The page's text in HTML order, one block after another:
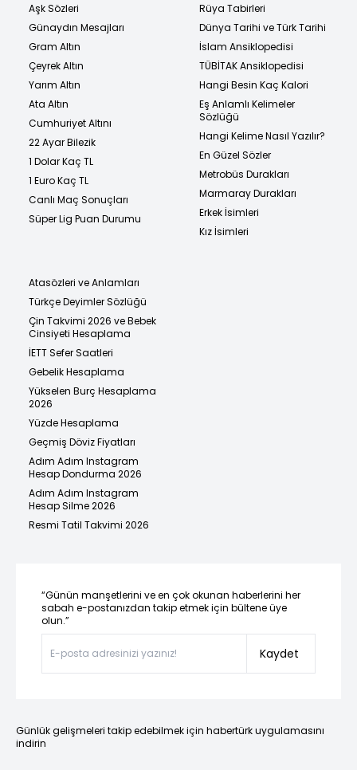
Aşk Sözleri
Günaydın Mesajları
Gram Altın
Çeyrek Altın
Yarım Altın
Ata Altın
Cumhuriyet Altını
22 Ayar Bilezik
1 Dolar Kaç TL
1 Euro Kaç TL
Canlı Maç Sonuçları
Süper Lig Puan Durumu
Rüya Tabirleri
Dünya Tarihi ve Türk Tarihi
İslam Ansiklopedisi
TÜBİTAK Ansiklopedisi
Hangi Besin Kaç Kalori
Eş Anlamlı Kelimeler
Sözlüğü
Hangi Kelime Nasıl Yazılır?
En Güzel Sözler
Metrobüs Durakları
Marmaray Durakları
Erkek İsimleri
Kız İsimleri
Atasözleri ve Anlamları
Türkçe Deyimler Sözlüğü
Çin Takvimi 2026 ve Bebek
Cinsiyeti Hesaplama
İETT Sefer Saatleri
Gebelik Hesaplama
Yükselen Burç Hesaplama
2026
Yüzde Hesaplama
Geçmiş Döviz Fiyatları
Adım Adım Instagram
Hesap Dondurma 2026
Adım Adım Instagram
Hesap Silme 2026
Resmi Tatil Takvimi 2026
“Günün manşetlerini ve en çok okunan haberlerini her
sabah e-postanızdan takip etmek için bültene üye
olun.”
Kaydet
Günlük gelişmeleri takip edebilmek için habertürk uygulamasını
indirin